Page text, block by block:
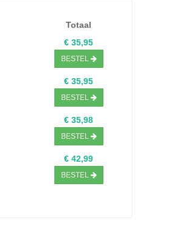
Totaal
€ 35,95
BESTEL
€ 35,95
BESTEL
€ 35,98
BESTEL
€ 42,99
BESTEL